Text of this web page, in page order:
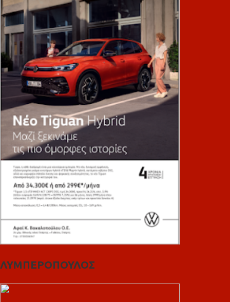
ΛΥΜΠΕΡΟΠΟΥΛΟΣ